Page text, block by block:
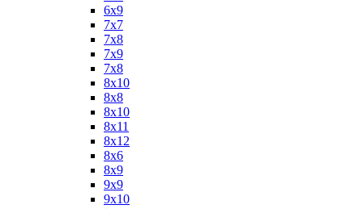
6x9
7x7
7x8
7x9
7х8
8x10
8x8
8х10
8х11
8х12
8х6
8х9
9x9
9х10